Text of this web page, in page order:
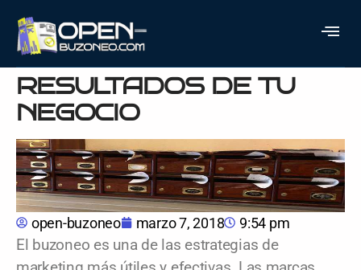
BUZONEO EN MADRID:
MEJORA LOS
RESULTADOS DE TU
NEGOCIO
open-buzoneo marzo 7, 2018 9:54 pm
El buzoneo es una de las estrategias de